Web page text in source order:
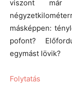
viszont már
másképpen:
pofont?
egymást lövik?
Folytatás